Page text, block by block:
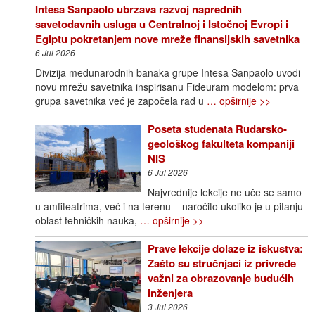
Intesa Sanpaolo ubrzava razvoj naprednih
savetodavnih usluga u Centralnoj i Istočnoj Evropi i
Egiptu pokretanjem nove mreže finansijskih savetnika
6 Jul 2026
Divizija međunarodnih banaka grupe Intesa Sanpaolo uvodi
novu mrežu savetnika inspirisanu Fideuram modelom: prva
grupa savetnika već je započela rad u … opširnije >>
Poseta studenata Rudarsko-
geološkog fakulteta kompaniji
NIS
6 Jul 2026
Najvrednije lekcije ne uče se samo
u amfiteatrima, već i na terenu – naročito ukoliko je u pitanju
oblast tehničkih nauka, … opširnije >>
Prave lekcije dolaze iz iskustva:
Zašto su stručnjaci iz privrede
važni za obrazovanje budućih
inženjera
3 Jul 2026